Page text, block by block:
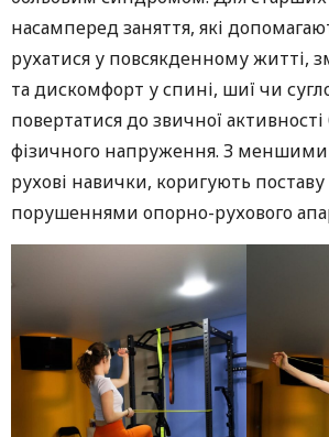
насамперед заняття, які
рухатися у повсякденному житті,
та дискомфорт у спині, шиї чи
повертатися до звичної активності
фізичного напруження. З
рухові навички, коригують
порушеннями опорно-рухового